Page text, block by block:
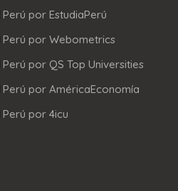
por EstudiaPerú
por Webometrics
por QS Top Universities
por AméricaEconomía
por 4icu